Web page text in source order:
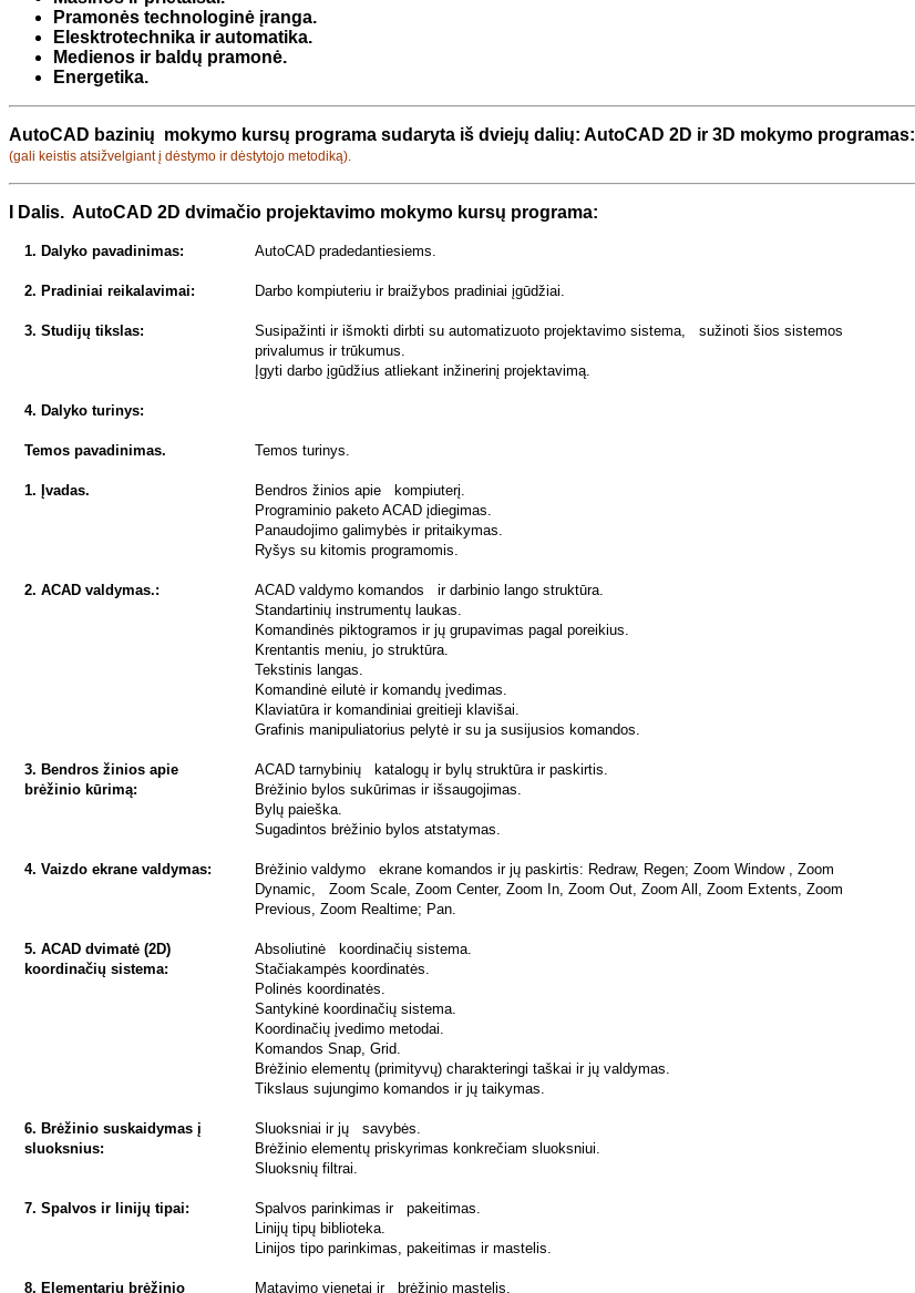
Pramonės technologinė įranga.
Elesktrotechnika ir automatika.
Medienos ir baldų pramonė.
Energetika.
AutoCAD bazinių mokymo kursų programa sudaryta iš dviejų dalių: AutoCAD 2D ir 3D mokymo programas:
(gali keistis atsižvelgiant į dėstymo ir dėstytojo metodiką).
Dalis. AutoCAD 2D dvimačio projektavimo mokymo kursų programa:
1. Dalyko pavadinimas: AutoCAD pradedantiesiems.
2. Pradiniai reikalavimai: Darbo kompiuteriu ir braižybos pradiniai įgūdžiai.
3. Studijų tikslas:
Susipažinti ir išmokti dirbti su automatizuoto projektavimo sistema, sužinoti šios sistemos
privalumus ir trūkumus.
Įgyti darbo įgūdžius atliekant inžinerinį projektavimą.
4. Dalyko turinys:
Temos pavadinimas. Temos turinys.
1. Įvadas.
Bendros žinios apie kompiuterį.
Programinio paketo ACAD įdiegimas.
Panaudojimo galimybės ir pritaikymas.
Ryšys su kitomis programomis.
2. ACAD valdymas.:
ACAD valdymo komandos ir darbinio lango struktūra.
Standartinių instrumentų laukas.
Komandinės piktogramos ir jų grupavimas pagal poreikius.
Krentantis meniu, jo struktūra.
Tekstinis langas.
Komandinė eilutė ir komandų įvedimas.
Klaviatūra ir komandiniai greitieji klavišai.
Grafinis manipuliatorius pelytė ir su ja susijusios komandos.
3. Bendros žinios apie
brėžinio kūrimą:
ACAD tarnybinių katalogų ir bylų struktūra ir paskirtis.
Brėžinio bylos sukūrimas ir išsaugojimas.
Bylų paieška.
Sugadintos brėžinio bylos atstatymas.
4. Vaizdo ekrane valdymas:
Brėžinio valdymo ekrane komandos ir jų paskirtis: Redraw, Regen; Zoom Window , Zoom
Dynamic, Zoom Scale, Zoom Center, Zoom In, Zoom Out, Zoom All, Zoom Extents, Zoom
Previous, Zoom Realtime; Pan.
5. ACAD dvimatė (2D)
koordinačių sistema:
Absoliutinė koordinačių sistema.
Stačiakampės koordinatės.
Polinės koordinatės.
Santykinė koordinačių sistema.
Koordinačių įvedimo metodai.
Komandos Snap, Grid.
Brėžinio elementų (primityvų) charakteringi taškai ir jų valdymas.
Tikslaus sujungimo komandos ir jų taikymas.
6. Brėžinio suskaidymas į
sluoksnius:
Sluoksniai ir jų savybės.
Brėžinio elementų priskyrimas konkrečiam sluoksniui.
Sluoksnių filtrai.
7. Spalvos ir linijų tipai:
Spalvos parinkimas ir pakeitimas.
Linijų tipų biblioteka.
Linijos tipo parinkimas, pakeitimas ir mastelis.
8. Elementarių brėžinio
Matavimo vienetai ir brėžinio mastelis.